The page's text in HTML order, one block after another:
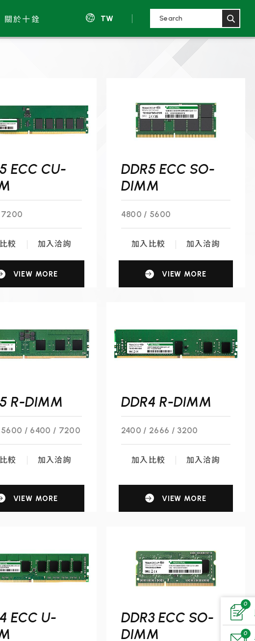
關於十銓 TW
ECC CU-
較 加入洽詢
VIEW MORE
DDR5 ECC SO-
DIMM
4800 / 5600
加入比較 加入洽詢
VIEW MORE
R-DIMM
/ 6400 / 7200
較 加入洽詢
VIEW MORE
DDR4 R-DIMM
2400 / 2666 / 3200
加入比較 加入洽詢
VIEW MORE
ECC U-
DDR3 ECC SO-
DIMM
0
0